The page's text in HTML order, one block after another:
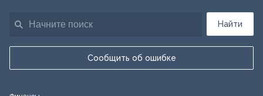
Найти
Сообщить об ошибке